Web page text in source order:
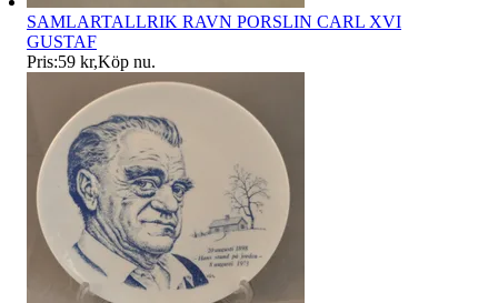
SAMLARTALLRIK RAVN PORSLIN CARL XVI
GUSTAF
Pris:59 kr,Köp nu.